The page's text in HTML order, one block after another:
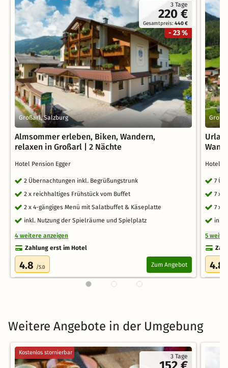
3 Tage
220 €
Gesamtpreis:440 €
- 23 %
Großarl, Salzburg
Almsommer erleben, Biken, Wandern,
relaxen in Großarl | 2 Nächte
Hotel Pension Egger
2 Übernachtungen inkl. Begrüßungstrunk
2 x reichhaltiges Frühstück vom Buffet
2 x 4-gängiges Menü mit Salatbuffet & Käseplatte
inkl. Nutzung der Spielräume und Spielplatz
4 weitere anzeigen
Zahlung erst im Hotel
4.8 /5.0 Zum Angebot
Hotel
7
7 x
7 x
inkl.
5
4.8
Weitere Angebote in der Umgebung
3 Tage
Kostenlos stornierbar